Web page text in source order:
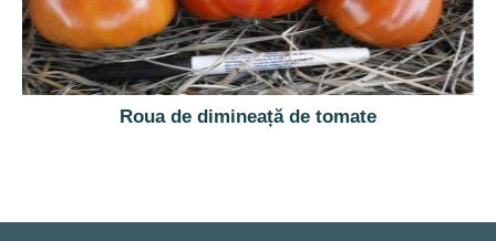
Roua de dimineață de tomate